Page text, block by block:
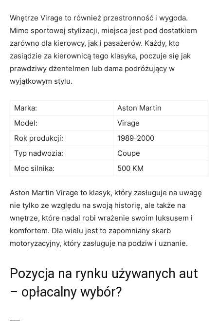
Wnętrze Virage to również ​przestronność⁤ i wygoda.
Mimo ​sportowej stylizacji, miejsca ⁤jest​ pod​ dostatkiem
zarówno dla ‌kierowcy, ⁢jak ⁤i pasażerów. Każdy, kto
zasiądzie za ⁢kierownicą tego klasyka, poczuje się jak
prawdziwy dżentelmen ⁣lub​ dama podróżujący w
wyjątkowym ‌stylu.
Marka:
Aston Martin
Model:
Virage
Rok ‍produkcji:
1989-2000
Typ nadwozia:
Coupe
Moc silnika:
500 KM
Aston⁤ Martin Virage to ⁤klasyk, ⁤który zasługuje ‍na‌ uwagę
nie ‌tylko‍ ze względu na ⁤swoją historię,‍ ale także na
wnętrze, które nadal robi wrażenie swoim luksusem ⁢i
komfortem. ⁣Dla wielu jest to zapomniany skarb
motoryzacyjny, który zasługuje na podziw i uznanie.
Pozycja na rynku⁢ używanych aut⁢
– opłacalny ⁢wybór?